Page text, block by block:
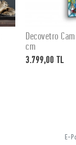
Decovetro
cm
3.799,00 TL